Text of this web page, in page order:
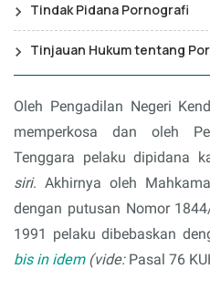
Tindak Pidana Pornografi
Tinjauan Hukum tentang
Oleh Pengadilan Negeri
memperkosa dan oleh
Tenggara pelaku dipidana
siri. Akhirnya oleh
dengan putusan Nomor
1991 pelaku dibebaskan
bis in idem (vide: Pasal 76